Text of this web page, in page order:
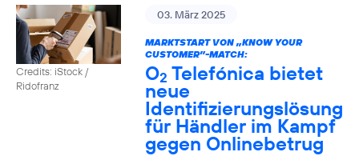
Credits: iStock /
Ridofranz
03. März 2025
MARKTSTART VON „KNOW YOUR
CUSTOMER”-MATCH:
O2 Telefónica bietet
neue
Identifizierungslösung
für Händler im Kampf
gegen Onlinebetrug